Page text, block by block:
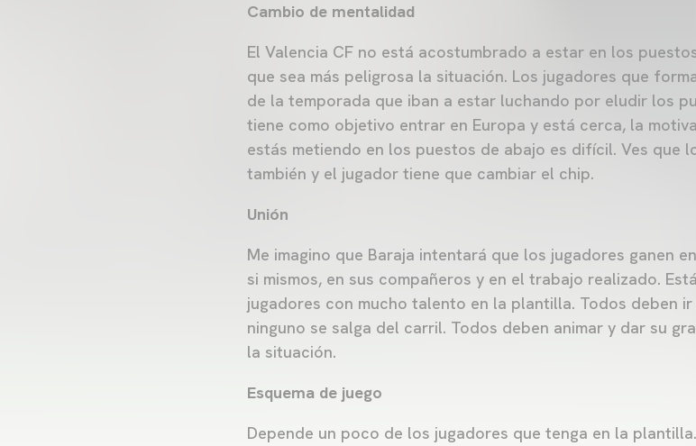
Cambio de mentalidad
El Valencia CF no está acostumbrado a estar en los
que sea más peligrosa la situación. Los jugadores que
de la temporada que iban a estar luchando por eludir los
tiene como objetivo entrar en Europa y está cerca, la
estás metiendo en los puestos de abajo es difícil. Ves que
también y el jugador tiene que cambiar el chip.
Unión
Me imagino que Baraja intentará que los jugadores ganen
si mismos, en sus compañeros y en el trabajo realizado.
jugadores con mucho talento en la plantilla. Todos deben
ninguno se salga del carril. Todos deben animar y dar su
la situación.
Esquema de juego
Depende un poco de los jugadores que tenga en la